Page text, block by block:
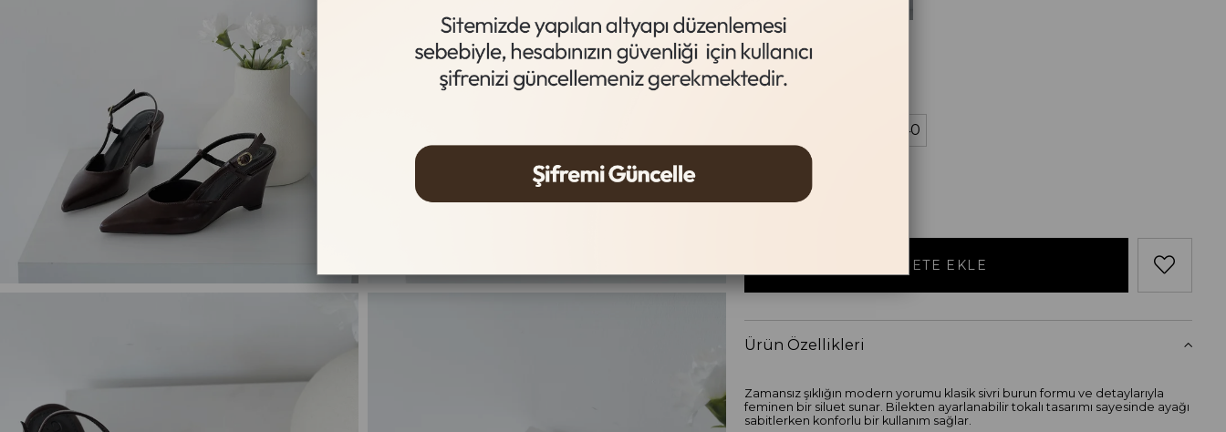
Siyah
Beden Tablosu
40
Ürün Özellikleri
Zamansız şıklığın modern yorumu klasik sivri burun formu ve detaylarıyla
feminen bir siluet sunar. Bilekten ayarlanabilir tokalı tasarımı sayesinde ayağı
sabitlerken konforlu bir kullanım sağlar.